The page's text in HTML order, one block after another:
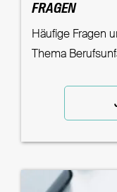
FRAGEN
Häufige Fragen
Thema